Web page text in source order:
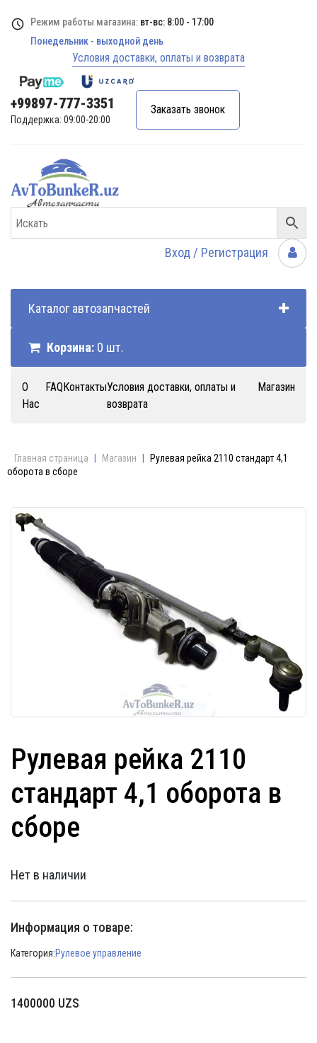
Режим работы магазина: вт-вс: 8:00 - 17:00
Понедельник - выходной день
Условия доставки, оплаты и возврата
+99897-777-3351
Поддержка: 09:00-20:00
Заказать звонок
Вход / Регистрация
Каталог автозапчастей
Корзина: 0 шт.
О
Нас
FAQКонтактыУсловия доставки, оплаты и
возврата
Магазин
Главная страница Магазин
Рулевая рейка 2110 стандарт 4,1
оборота в сборе
Рулевая рейка 2110
стандарт 4,1 оборота в
сборе
Нет в наличии
Информация о товаре:
Категория:Рулевое управление
1400000 UZS